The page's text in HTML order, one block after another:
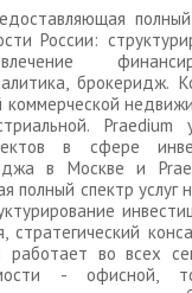
России:
брокеридж.
коммерческой
Praedium
в сфере
в Москве и
полный спектр услуг
стратегический
работает во всех
- офисной,